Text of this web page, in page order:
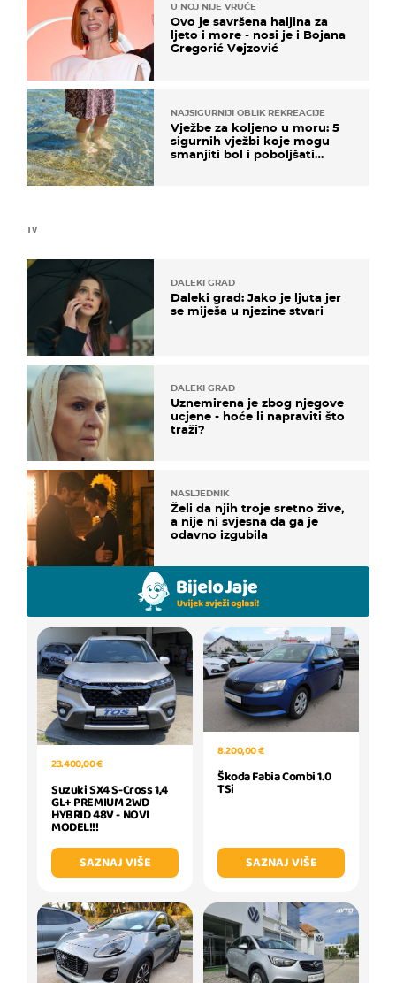
TV
DALEKI GRAD
Daleki grad: Jako je ljuta jer
se miješa u njezine stvari
DALEKI GRAD
Uznemirena je zbog njegove
ucjene - hoće li napraviti što
traži?
NASLJEDNIK
Želi da njih troje sretno žive,
a nije ni svjesna da ga je
odavno izgubila
U NOJ NIJE VRUĆE
Ovo je savršena haljina za
ljeto i more - nosi je i Bojana
Gregorić Vejzović
NAJSIGURNIJI OBLIK REKREACIJE
Vježbe za koljeno u moru: 5
sigurnih vježbi koje mogu
smanjiti bol i poboljšati
23.400,00 €
Suzuki SX4 S-Cross 1,4
GL+ PREMIUM 2WD
HYBRID 48V - NOVI
MODEL!!!
SAZNAJ VIŠE
8.200,00 €
Škoda Fabia Combi 1.0
TSi
SAZNAJ VIŠE